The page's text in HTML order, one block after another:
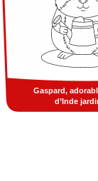
Gaspard,
d’Inde